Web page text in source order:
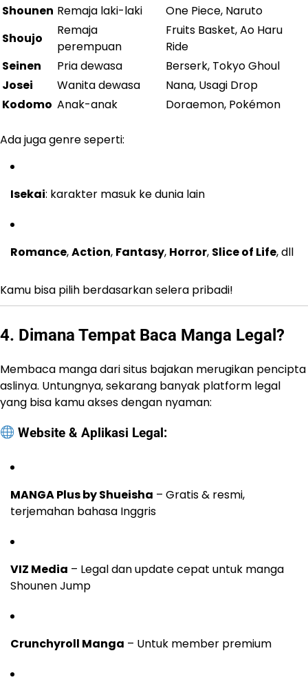
Shounen Remaja laki-laki
One Piece, Naruto
Shoujo
Remaja
perempuan
Fruits Basket, Ao Haru
Ride
Seinen
Pria dewasa
Berserk, Tokyo Ghoul
Josei
Wanita dewasa
Nana, Usagi Drop
Kodomo Anak-anak Doraemon, Pokémon
Ada juga genre seperti:
Isekai: karakter masuk ke dunia lain
Romance,Action, Fantasy, Horror, Slice of Life, dll
Kamu bisa pilih berdasarkan selera pribadi!
4. Dimana Tempat Baca Manga Legal?
Membaca manga dari situs bajakan merugikan pencipta
aslinya. Untungnya, sekarang banyak platform legal
yang bisa kamu akses dengan nyaman:
Website & Aplikasi Legal:
MANGA Plus by Shueisha – Gratis & resmi,
terjemahan bahasa Inggris
VIZ Media – Legal dan update cepat untuk manga
Shounen Jump
Crunchyroll Manga – Untuk member premium